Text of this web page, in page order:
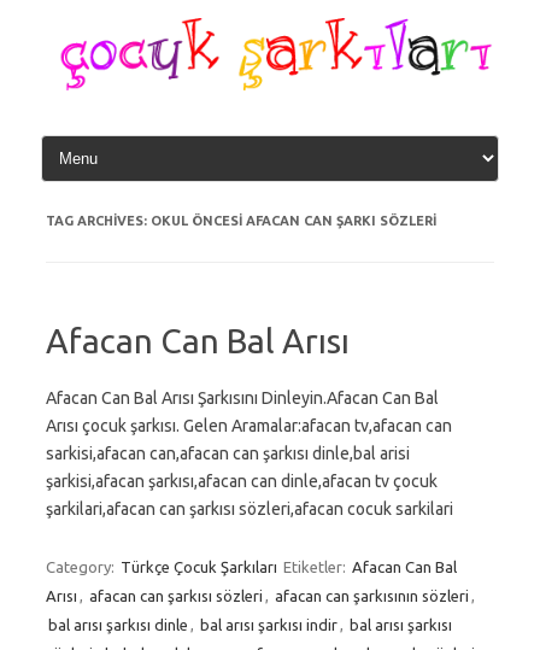
content
TAG ARCHIVES: OKUL ÖNCESI AFACAN CAN ŞARKI SÖZLERI
Afacan Can Bal Arısı
Afacan Can Bal Arısı Şarkısını Dinleyin.Afacan Can Bal
Arısı çocuk şarkısı. Gelen Aramalar:afacan tv,afacan can
sarkisi,afacan can,afacan can şarkısı dinle,bal arisi
şarkisi,afacan şarkısı,afacan can dinle,afacan tv çocuk
şarkilari,afacan can şarkısı sözleri,afacan cocuk sarkilari
Category: Türkçe Çocuk Şarkıları Etiketler: Afacan Can Bal
Arısı
afacan can şarkısı sözleri afacan can şarkısının sözleri
bal arısı şarkısı dinle
bal arısı şarkısı indir
bal arısı şarkısı